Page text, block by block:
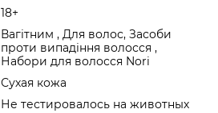
18+
Вагітним , Для волос, Засоби
проти випадіння волосся ,
Набори для волосся Nori
Сухая кожа
Не тестировалось на животных